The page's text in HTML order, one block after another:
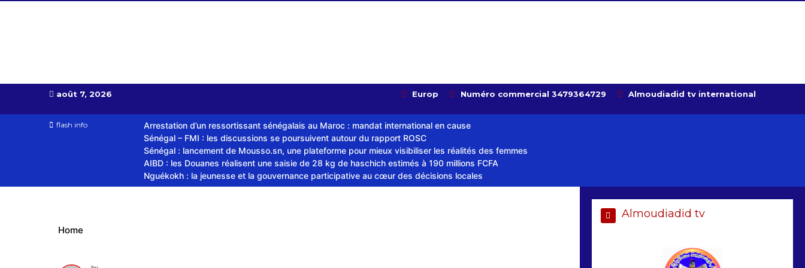
août 7, 2026 Europ Numéro commercial 3479364729 Almoudiadid tv international
flash info
Arrestation d’un ressortissant sénégalais au Maroc : mandat international en cause
Sénégal – FMI : les discussions se poursuivent autour du rapport ROSC
Sénégal : lancement de Mousso.sn, une plateforme pour mieux visibiliser les réalités des femmes
AIBD : les Douanes réalisent une saisie de 28 kg de haschich estimés à 190 millions FCFA
Nguékokh : la jeunesse et la gouvernance participative au cœur des décisions locales
Home
Almoudiadid tv